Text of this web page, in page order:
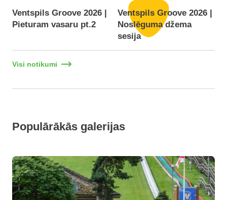
Ventspils Groove 2026 |
Pieturam vasaru pt.2
Ventspils Groove 2026 |
Noslēguma džema
sesija
Visi notikumi
Populārākās galerijas